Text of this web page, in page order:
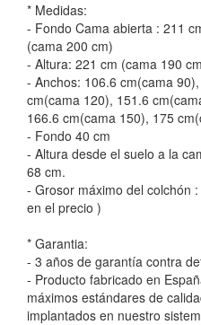
* Medidas:
- Fondo Cama abierta : 211
(cama 200 cm)
- Altura: 221 cm (cama 190
- Anchos: 106.6 cm(cama
cm(cama 120), 151.6
166.6 cm(cama 150), 175
- Fondo 40 cm
- Altura desde el suelo a la
68 cm.
- Grosor máximo del colchón
en el precio )
* Garantia:
- 3 años de garantía contra
- Producto fabricado en
máximos estándares de
implantados en nuestro